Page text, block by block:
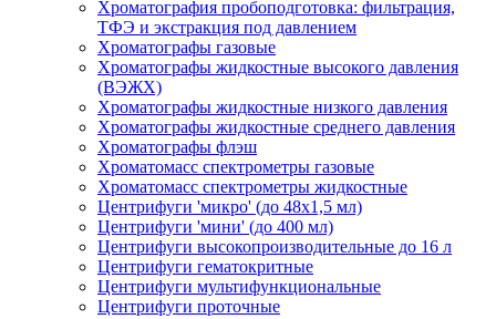
Хроматография пробоподготовка: фильтрация,
ТФЭ и экстракция под давлением
Хроматографы газовые
Хроматографы жидкостные высокого давления
(ВЭЖХ)
Хроматографы жидкостные низкого давления
Хроматографы жидкостные среднего давления
Хроматографы флэш
Хроматомасс спектрометры газовые
Хроматомасс спектрометры жидкостные
Центрифуги 'микро' (до 48x1,5 мл)
Центрифуги 'мини' (до 400 мл)
Центрифуги высокопроизводительные до 16 л
Центрифуги гематокритные
Центрифуги мультифункциональные
Центрифуги проточные